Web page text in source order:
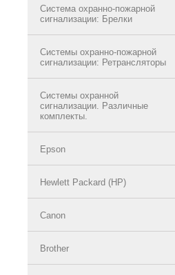
Система охранно-пожарной
сигнализации: Брелки
Системы охранно-пожарной
сигнализации: Ретрансляторы
Системы охранной
сигнализации. Различные
комплекты.
Epson
Hewlett Packard (HP)
Canon
Brother